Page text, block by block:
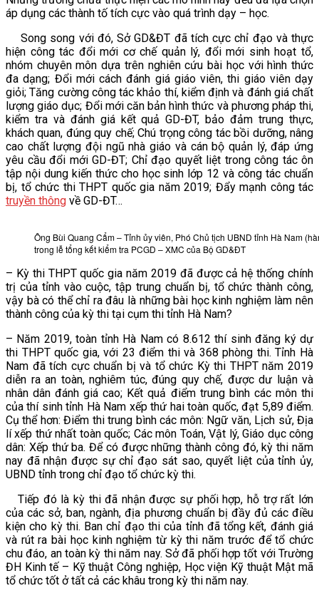
áp dụng các thành tố tích cực vào quá trình dạy – học.
Song song với đó, Sở GD&ĐT đã tích cực chỉ đạo và thực
hiện công tác đổi mới cơ chế quản lý, đổi mới sinh hoạt tổ,
nhóm chuyên môn dựa trên nghiên cứu bài học với hình thức
đa dạng; Đổi mới cách đánh giá giáo viên, thi giáo viên dạy
giỏi; Tăng cường công tác khảo thí, kiểm định và đánh giá chất
lượng giáo dục; Đổi mới căn bản hình thức và phương pháp thi,
kiểm tra và đánh giá kết quả GD-ĐT, bảo đảm trung thực,
khách quan, đúng quy chế; Chú trọng công tác bồi dưỡng, nâng
cao chất lượng đội ngũ nhà giáo và cán bộ quản lý, đáp ứng
yêu cầu đổi mới GD-ĐT; Chỉ đạo quyết liệt trong công tác ôn
tập nội dung kiến thức cho học sinh lớp 12 và công tác chuẩn
bị, tổ chức thi THPT quốc gia năm 2019; Đẩy mạnh công tác
truyền thông về GD-ĐT…
Ông Bùi Quang Cẩm – Tỉnh ủy viên, Phó Chủ tịch UBND tỉnh Hà Nam
trong lễ tổng kết kiểm tra PCGD – XMC của Bộ GD&ĐT
– Kỳ thi THPT quốc gia năm 2019 đã được cả hệ thống chính
trị của tỉnh vào cuộc, tập trung chuẩn bị, tổ chức thành công,
vậy bà có thể chỉ ra đâu là những bài học kinh nghiệm làm nên
thành công của kỳ thi tại cụm thi tỉnh Hà Nam?
– Năm 2019, toàn tỉnh Hà Nam có 8.612 thí sinh đăng ký dự
thi THPT quốc gia, với 23 điểm thi và 368 phòng thi. Tỉnh Hà
Nam đã tích cực chuẩn bị và tổ chức Kỳ thi THPT năm 2019
diễn ra an toàn, nghiêm túc, đúng quy chế, được dư luận và
nhân dân đánh giá cao; Kết quả điểm trung bình các môn thi
của thí sinh tỉnh Hà Nam xếp thứ hai toàn quốc, đạt 5,89 điểm.
Cụ thể hơn: Điểm thi trung bình các môn: Ngữ văn, Lịch sử, Địa
lí xếp thứ nhất toàn quốc; Các môn Toán, Vật lý, Giáo dục công
dân: Xếp thứ ba. Để có được những thành công đó, kỳ thi năm
nay đã nhận được sự chỉ đạo sát sao, quyết liệt của tỉnh ủy,
UBND tỉnh trong chỉ đạo tổ chức kỳ thi.
Tiếp đó là kỳ thi đã nhận được sự phối hợp, hỗ trợ rất lớn
của các sở, ban, ngành, địa phương chuẩn bị đầy đủ các điều
kiện cho kỳ thi. Ban chỉ đạo thi của tỉnh đã tổng kết, đánh giá
và rút ra bài học kinh nghiệm từ kỳ thi năm trước để tổ chức
chu đáo, an toàn kỳ thi năm nay. Sở đã phối hợp tốt với Trường
ĐH Kinh tế – Kỹ thuật Công nghiệp, Học viện Kỹ thuật Mật mã
tổ chức tốt ở tất cả các khâu trong kỳ thi năm nay.